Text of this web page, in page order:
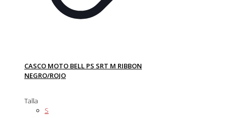
CASCO MOTO BELL PS SRT M RIBBON
NEGRO/ROJO
Talla
S